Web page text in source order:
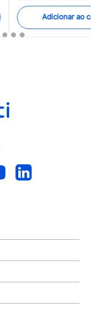
Adicionar ao